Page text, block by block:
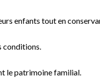
enfants tout en
conditions.
le patrimoine familial.